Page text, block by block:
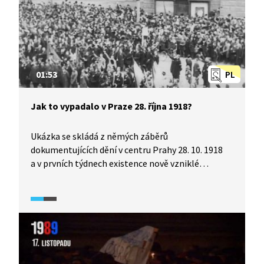
PL
01:53
Jak to vypadalo v Praze 28. října 1918?
Ukázka se skládá z němých záběrů
dokumentujících dění v centru Prahy 28. 10. 1918
a v prvních týdnech existence nově vzniklé
postupně vidíme: shromáždění před Obecním
domem, dočasným sídlem Národního výboru;
pohled na Dům U Hybernů; shromáždění v dolní
části Václavského náměstí; záběr na Slovanskou
lípu u Zlaté Husy; sokolskou stráž na Pražském